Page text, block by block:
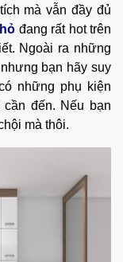
mà vẫn đầy đủ
đang rất hot trên
Ngoài ra những
bạn hãy suy
những phụ kiện
đến. Nếu bạn
mà thôi.